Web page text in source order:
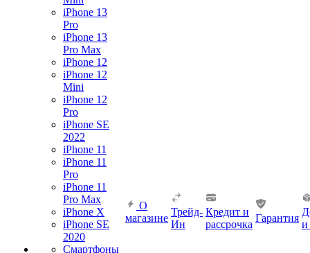
iPhone 13
Pro
iPhone 13
Pro Max
iPhone 12
iPhone 12
Mini
iPhone 12
Pro
iPhone SE
2022
iPhone 11
iPhone 11
Pro
iPhone 11
Pro Max
iPhone X
iPhone SE
2020
Смартфоны
О
магазине
Трейд-
Ин
Кредит и
рассрочка
Гарантия
и